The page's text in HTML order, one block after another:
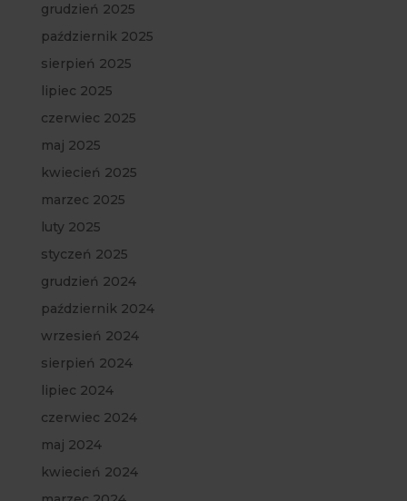
grudzień 2025
październik 2025
sierpień 2025
lipiec 2025
czerwiec 2025
maj 2025
kwiecień 2025
marzec 2025
luty 2025
styczeń 2025
grudzień 2024
październik 2024
wrzesień 2024
sierpień 2024
lipiec 2024
czerwiec 2024
maj 2024
kwiecień 2024